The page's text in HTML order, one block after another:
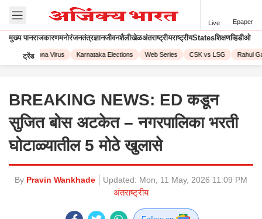
Live Epaper
मुख्य पानराजकारणमनोरंजनतंत्रज्ञानजीवनशैलीखेळअंतराष्ट्रीयराष्ट्रीयStatesशिक्षणव्हिडीओ
ट्रेंड
Corona Virus Karnataka Elections Web Series CSK vs LSG Rahul
BREAKING NEWS: ED कडून
सुजित बोस अटकेत – नगरपालिका भरती
घोटाळ्यातील 5 मोठे खुलासे
By Pravin Wankhade Updated: Mon, 11 May, 2026 11:09 PM
अंतराष्ट्रीय